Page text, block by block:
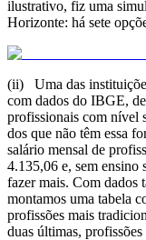
ilustrativo, fiz uma
Horizonte: há sete
(ii) Uma das
com dados do IBGE,
profissionais com nível
dos que não têm essa
salário mensal de
4.135,06 e, sem ensino
fazer mais. Com dados
montamos uma tabela
profissões mais
duas últimas,